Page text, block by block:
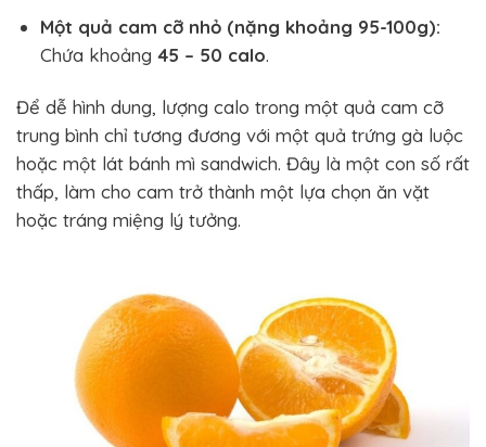
Một quả cam cỡ nhỏ (nặng khoảng 95-100g):
Chứa khoảng 45 – 50 calo.
Để dễ hình dung, lượng calo trong một quả cam cỡ
trung bình chỉ tương đương với một quả trứng gà luộc
hoặc một lát bánh mì sandwich. Đây là một con số rất
thấp, làm cho cam trở thành một lựa chọn ăn vặt
hoặc tráng miệng lý tưởng.